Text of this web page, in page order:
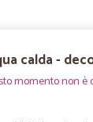
calda -
momento non è